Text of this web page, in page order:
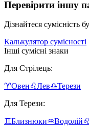
Перевірити іншу
Дізнайтеся сумісність
Калькулятор сумісності
Інші сумісні знаки
Для Стрілець:
♈Овен♌Лев♎Терези
Для Терези:
♊Близнюки♒Водолій♌